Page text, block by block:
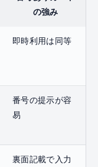
の強み
即時利用は同等
番号の提示が容
易
裏面記載で入力